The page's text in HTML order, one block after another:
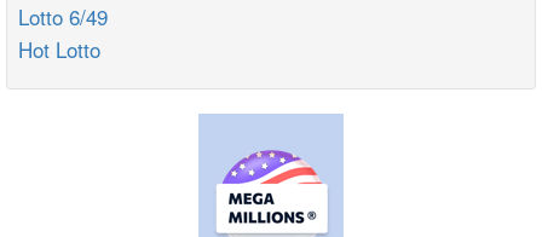
Lotto 6/49
Hot Lotto